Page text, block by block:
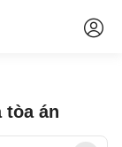
tòa án